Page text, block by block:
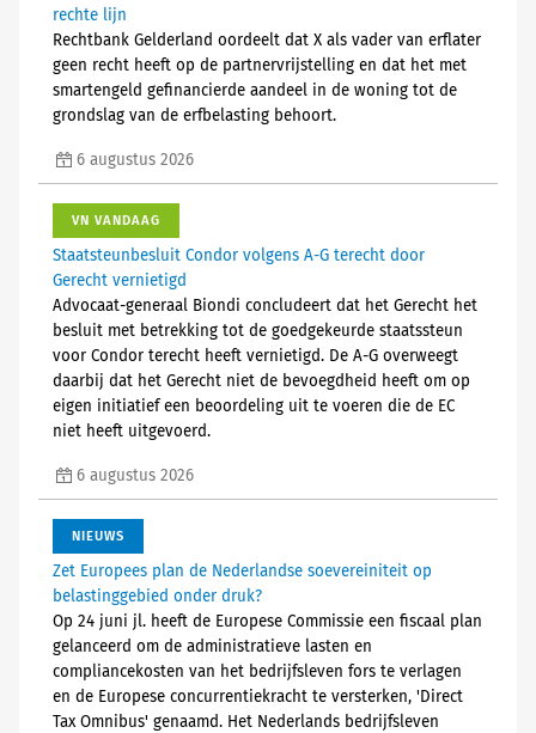
rechte lijn
Rechtbank Gelderland oordeelt dat X als vader van erflater
geen recht heeft op de partnervrijstelling en dat het met
smartengeld gefinancierde aandeel in de woning tot de
grondslag van de erfbelasting behoort.
6 augustus 2026
VN VANDAAG
Staatsteunbesluit Condor volgens A-G terecht door
Gerecht vernietigd
Advocaat-generaal Biondi concludeert dat het Gerecht het
besluit met betrekking tot de goedgekeurde staatssteun
voor Condor terecht heeft vernietigd. De A-G overweegt
daarbij dat het Gerecht niet de bevoegdheid heeft om op
eigen initiatief een beoordeling uit te voeren die de EC
niet heeft uitgevoerd.
6 augustus 2026
NIEUWS
Zet Europees plan de Nederlandse soevereiniteit op
belastinggebied onder druk?
Op 24 juni jl. heeft de Europese Commissie een fiscaal plan
gelanceerd om de administratieve lasten en
compliancekosten van het bedrijfsleven fors te verlagen
en de Europese concurrentiekracht te versterken, 'Direct
Tax Omnibus' genaamd. Het Nederlands bedrijfsleven